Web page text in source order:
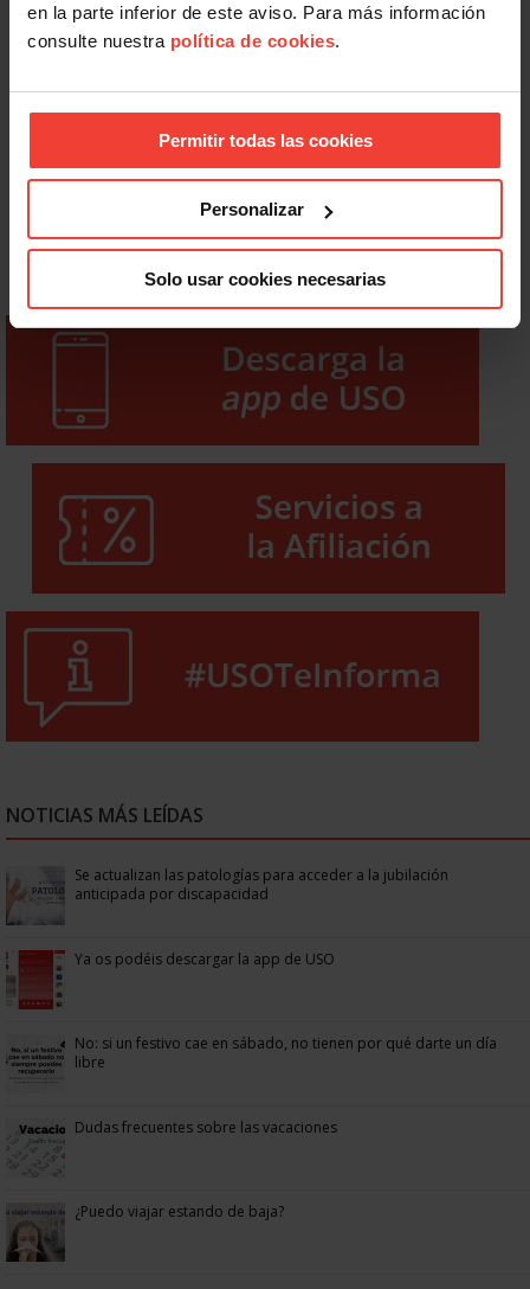
en la parte inferior de este aviso. Para más información
consulte nuestra política de cookies.
Permitir todas las cookies
Personalizar
Solo usar cookies necesarias
NOTICIAS MÁS LEÍDAS
Se actualizan las patologías para acceder a la jubilación
anticipada por discapacidad
Ya os podéis descargar la app de USO
No: si un festivo cae en sábado, no tienen por qué darte un día
libre
Dudas frecuentes sobre las vacaciones
¿Puedo viajar estando de baja?